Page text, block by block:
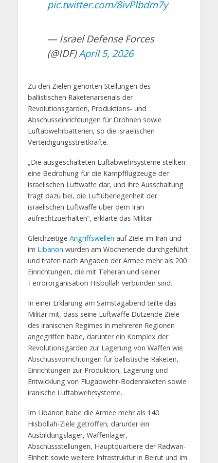
pic.twitter.com/8ivPlbdm7y
— Israel Defense Forces
(@IDF)April 5, 2026
Zu den Zielen gehörten Stellungen des
ballistischen Raketenarsenals der
Revolutionsgarden, Produktions- und
Abschusseinrichtungen für Drohnen sowie
Luftabwehrbatterien, so die israelischen
Verteidigungsstreitkräfte.
„Die ausgeschalteten Luftabwehrsysteme stellten
eine Bedrohung für die Kampfflugzeuge der
israelischen Luftwaffe dar, und ihre Ausschaltung
trägt dazu bei, die Luftüberlegenheit der
israelischen Luftwaffe über dem Iran
aufrechtzuerhalten“, erklärte das Militär.
Gleichzeitige Angriffswellen auf Ziele im Iran und
im Libanon wurden am Wochenende durchgeführt
und trafen nach Angaben der Armee mehr als 200
Einrichtungen, die mit Teheran und seiner
Terrororganisation Hisbollah verbunden sind.
In einer Erklärung am Samstagabend teilte das
Militär mit, dass seine Luftwaffe Dutzende Ziele
des iranischen Regimes in mehreren Regionen
angegriffen habe, darunter ein Komplex der
Revolutionsgarden zur Lagerung von Waffen wie
Abschussvorrichtungen für ballistische Raketen,
Einrichtungen zur Produktion, Lagerung und
Entwicklung von Flugabwehr-Bodenraketen sowie
iranische Luftabwehrsysteme.
Im Libanon habe die Armee mehr als 140
Hisbollah-Ziele getroffen, darunter ein
Ausbildungslager, Waffenlager,
Abschussstellungen, Hauptquartiere der Radwan-
Einheit sowie weitere Infrastruktur in Beirut und im